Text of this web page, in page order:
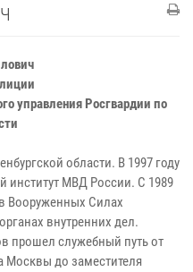
управления Росгвардии по
области. В 1997 году
институт МВД России. С 1989
Вооруженных Силах
внутренних дел.
прошел служебный путь от
Москвы до заместителя